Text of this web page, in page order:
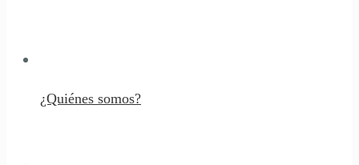
¿Quiénes somos?